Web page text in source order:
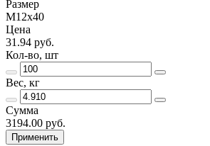
Размер
М12х40
Цена
31.94 руб.
Кол-во, шт
Вес, кг
Сумма
3194.00 руб.
Применить